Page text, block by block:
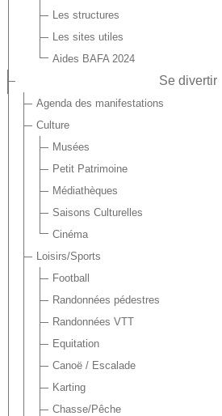
Les structures
Les sites utiles
Aides BAFA 2024
Se divertir
Agenda des manifestations
Culture
Musées
Petit Patrimoine
Médiathèques
Saisons Culturelles
Cinéma
Loisirs/Sports
Football
Randonnées pédestres
Randonnées VTT
Equitation
Canoë / Escalade
Karting
Chasse/Pêche